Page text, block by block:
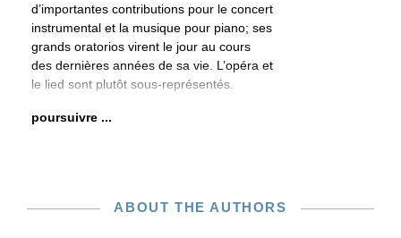
d’importantes contributions pour le concert
instrumental et la musique pour piano; ses
grands oratorios virent le jour au cours
des dernières années de sa vie. L’opéra et
le lied sont plutôt sous-représentés.
poursuivre ...
ABOUT THE AUTHORS